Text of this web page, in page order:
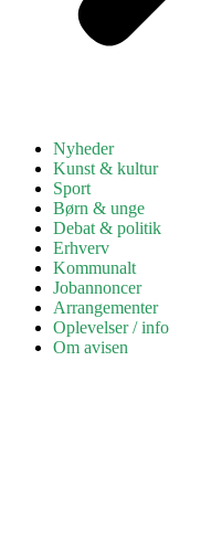
Nyheder
Kunst & kultur
Sport
Børn & unge
Debat & politik
Erhverv
Kommunalt
Jobannoncer
Arrangementer
Oplevelser / info
Om avisen